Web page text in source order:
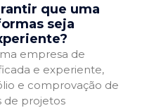
que uma
seja
empresa de
e experiente,
e comprovação de
de projetos